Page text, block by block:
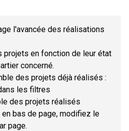
l'avancée des réalisations
en fonction de leur état
concerné.
des projets déjà réalisés :
les filtres
des projets réalisés
bas de page, modifiez le
page.